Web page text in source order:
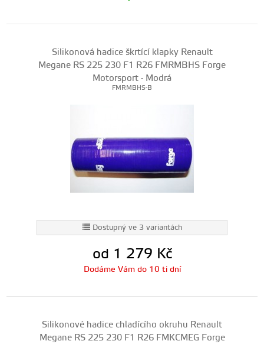
Silikonová hadice škrtící klapky Renault
Megane RS 225 230 F1 R26 FMRMBHS Forge
Motorsport - Modrá
FMRMBHS-B
Dostupný ve 3 variantách
od 1 279 Kč
Dodáme Vám do 10 ti dní
Silikonové hadice chladícího okruhu Renault
Megane RS 225 230 F1 R26 FMKCMEG Forge